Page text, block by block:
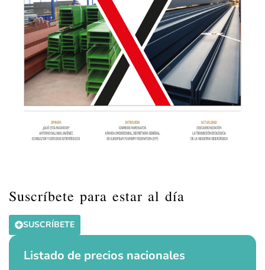
Suscríbete para estar al día
SUSCRÍBETE
Listado de precios nacionales